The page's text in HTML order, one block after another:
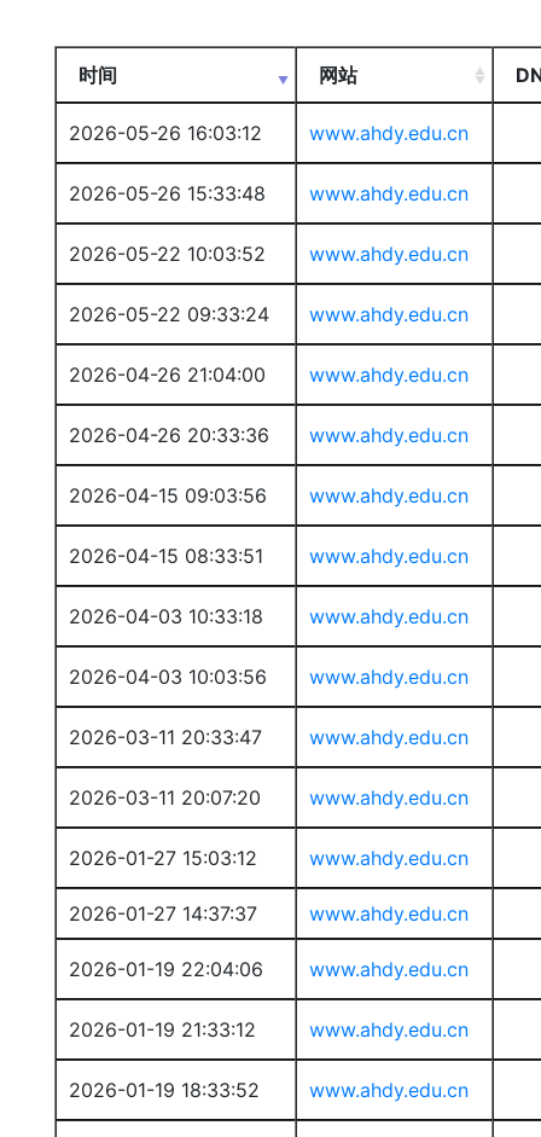
时间 网站
2026-05-26 16:03:12 www.ahdy.edu.cn
2026-05-26 15:33:48 www.ahdy.edu.cn
2026-05-22 10:03:52 www.ahdy.edu.cn
2026-05-22 09:33:24 www.ahdy.edu.cn
2026-04-26 21:04:00 www.ahdy.edu.cn
2026-04-26 20:33:36 www.ahdy.edu.cn
2026-04-15 09:03:56 www.ahdy.edu.cn
2026-04-15 08:33:51 www.ahdy.edu.cn
2026-04-03 10:33:18 www.ahdy.edu.cn
2026-04-03 10:03:56 www.ahdy.edu.cn
2026-03-11 20:33:47 www.ahdy.edu.cn
2026-03-11 20:07:20 www.ahdy.edu.cn
2026-01-27 15:03:12 www.ahdy.edu.cn
2026-01-27 14:37:37 www.ahdy.edu.cn
2026-01-19 22:04:06 www.ahdy.edu.cn
2026-01-19 21:33:12 www.ahdy.edu.cn
2026-01-19 18:33:52 www.ahdy.edu.cn